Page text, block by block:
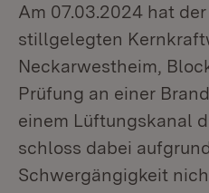
Am 07.03.2024 hat
stillgelegten
Neckarwestheim,
Prüfung an einer
einem Lüftungskanal
schloss dabei
Schwergängigkeit